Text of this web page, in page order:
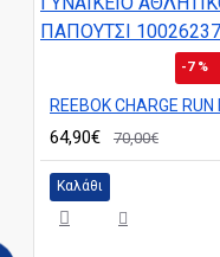
-7 %
64,90€ 70,00€
Καλάθι